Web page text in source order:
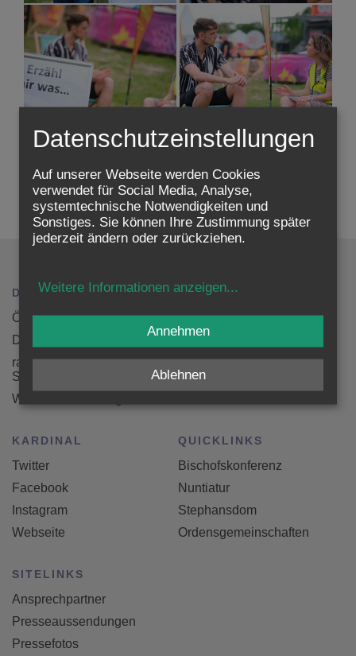
DIÖZESANE MEDIEN
Öffentlichkeitsarbeit
Der SONNTAG
radio klassik
Stephansdom
Wiener Dom Verlag
ERZDIÖZESE WIEN
Twitter
Facebook
Instagram
KARDINAL
Twitter
Facebook
Instagram
Webseite
QUICKLINKS
Bischofskonferenz
Nuntiatur
Stephansdom
Ordensgemeinschaften
SITELINKS
Ansprechpartner
Presseaussendungen
Pressefotos
Datenschutzeinstellungen
Auf unserer Webseite werden Cookies
verwendet für Social Media, Analyse,
systemtechnische Notwendigkeiten und
Sonstiges. Sie können Ihre Zustimmung später
jederzeit ändern oder zurückziehen.
Weitere Informationen anzeigen...
Ablehnen
Annehmen